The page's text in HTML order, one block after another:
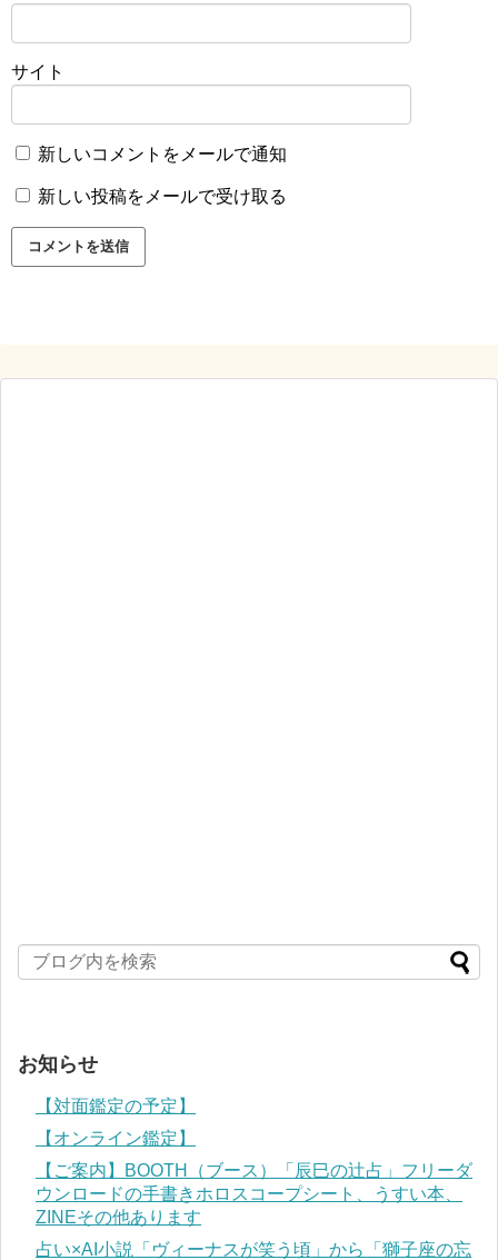
サイト
新しいコメントをメールで通知
新しい投稿をメールで受け取る
お知らせ
【対面鑑定の予定】
【オンライン鑑定】
【ご案内】BOOTH（ブース）「辰巳の辻占」フリーダ
ウンロードの手書きホロスコープシート、うすい本、
ZINEその他あります
占い×AI小説「ヴィーナスが笑う頃」から「獅子座の忘